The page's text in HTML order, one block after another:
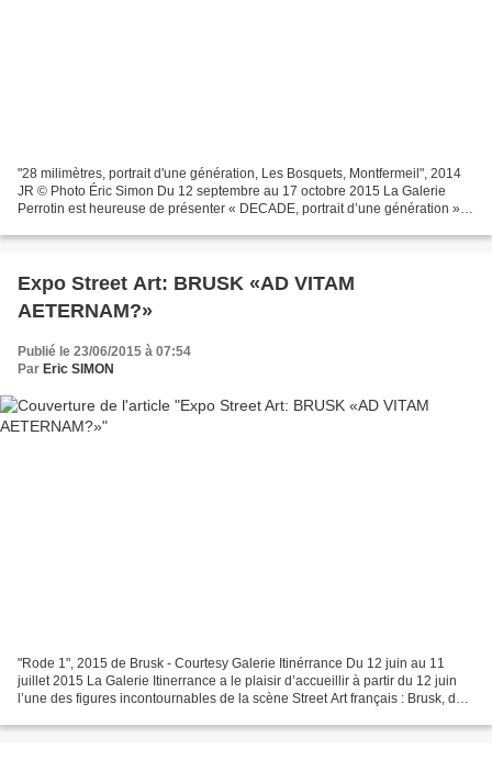
"28 milimètres, portrait d'une génération, Les Bosquets, Montfermeil", 2014
JR © Photo Éric Simon Du 12 septembre au 17 octobre 2015 La Galerie
Perrotin est heureuse de présenter « DECADE, portrait d’une génération »,
Expo Street Art: BRUSK «AD VITAM
AETERNAM?»
Publié le 23/06/2015 à 07:54
Par Eric SIMON
"Rode 1", 2015 de Brusk - Courtesy Galerie Itinérrance Du 12 juin au 11
juillet 2015 La Galerie Itinerrance a le plaisir d’accueillir à partir du 12 juin
l’une des figures incontournables de la scène Street Art français : Brusk, du